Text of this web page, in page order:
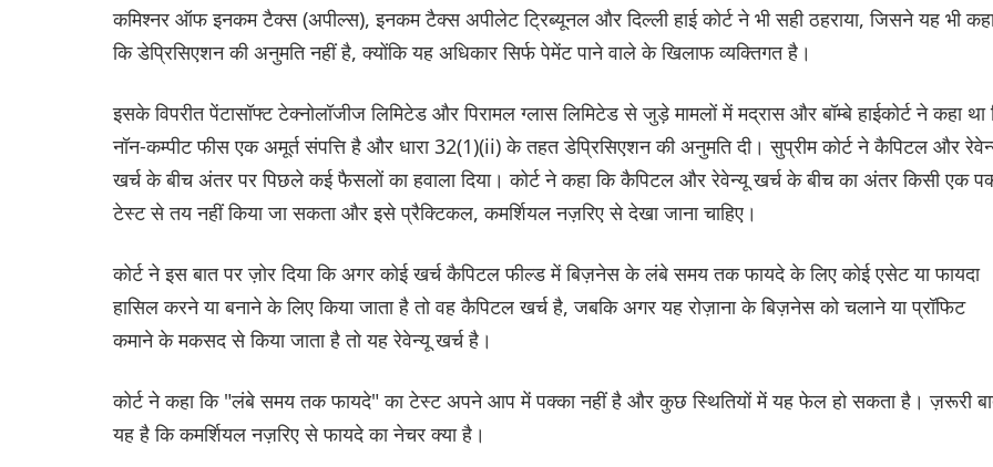
कमिश्नर ऑफ इनकम टैक्स (अपील्स), इनकम टैक्स अपीलेट ट्रिब्यूनल और दिल्ली हाई कोर्ट ने भी सही ठहराया, जिसने यह भी
कि डेप्रिसिएशन की अनुमति नहीं है, क्योंकि यह अधिकार सिर्फ पेमेंट पाने वाले के खिलाफ व्यक्तिगत है।
इसके विपरीत पेंटासॉफ्ट टेक्नोलॉजीज लिमिटेड और पिरामल ग्लास लिमिटेड से जुड़े मामलों में मद्रास और बॉम्बे हाईकोर्ट ने कहा था
नॉन-कम्पीट फीस एक अमूर्त संपत्ति है और धारा 32(1)(ii) के तहत डेप्रिसिएशन की अनुमति दी। सुप्रीम कोर्ट ने कैपिटल और
खर्च के बीच अंतर पर पिछले कई फैसलों का हवाला दिया। कोर्ट ने कहा कि कैपिटल और रेवेन्यू खर्च के बीच का अंतर किसी एक
टेस्ट से तय नहीं किया जा सकता और इसे प्रैक्टिकल, कमर्शियल नज़रिए से देखा जाना चाहिए।
कोर्ट ने इस बात पर ज़ोर दिया कि अगर कोई खर्च कैपिटल फील्ड में बिज़नेस के लंबे समय तक फायदे के लिए कोई एसेट या फायदा
हासिल करने या बनाने के लिए किया जाता है तो वह कैपिटल खर्च है, जबकि अगर यह रोज़ाना के बिज़नेस को चलाने या प्रॉफिट
कमाने के मकसद से किया जाता है तो यह रेवेन्यू खर्च है।
कोर्ट ने कहा कि "लंबे समय तक फायदे" का टेस्ट अपने आप में पक्का नहीं है और कुछ स्थितियों में यह फेल हो सकता है। ज़रूरी
यह है कि कमर्शियल नज़रिए से फायदे का नेचर क्या है।